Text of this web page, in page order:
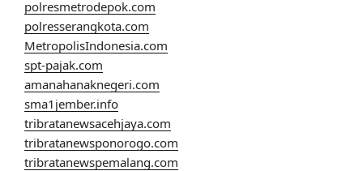
polresmetrodepok.com
polresserangkota.com
MetropolisIndonesia.com
spt-pajak.com
amanahanaknegeri.com
sma1jember.info
tribratanewsacehjaya.com
tribratanewsponorogo.com
tribratanewspemalang.com